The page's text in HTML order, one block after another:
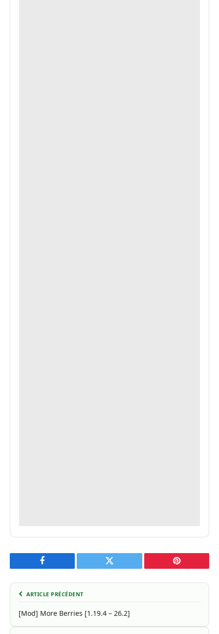
Facebook Twitter Pinterest
ARTICLE PRÉCÉDENT
[Mod] More Berries [1.19.4 – 26.2]